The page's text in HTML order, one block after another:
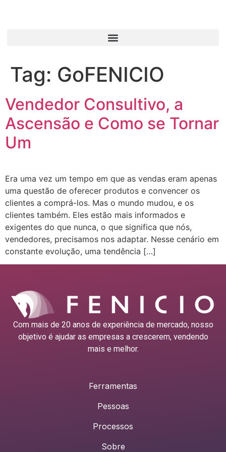
Tag: GoFENICIO
Vendedor Consultivo, a
Ascensão e Como se Tornar
Um
Era uma vez um tempo em que as vendas eram apenas
uma questão de oferecer produtos e convencer os
clientes a comprá-los. Mas o mundo mudou, e os
clientes também. Eles estão mais informados e
exigentes do que nunca, o que significa que nós,
vendedores, precisamos nos adaptar. Nesse cenário em
constante evolução, uma tendência […]
Com mais de 20 anos de experiência de mercado, nosso
objetivo é ajudar as empresas a crescerem, vendendo
mais e melhor.
Ferramentas
Pessoas
Processos
Sobre